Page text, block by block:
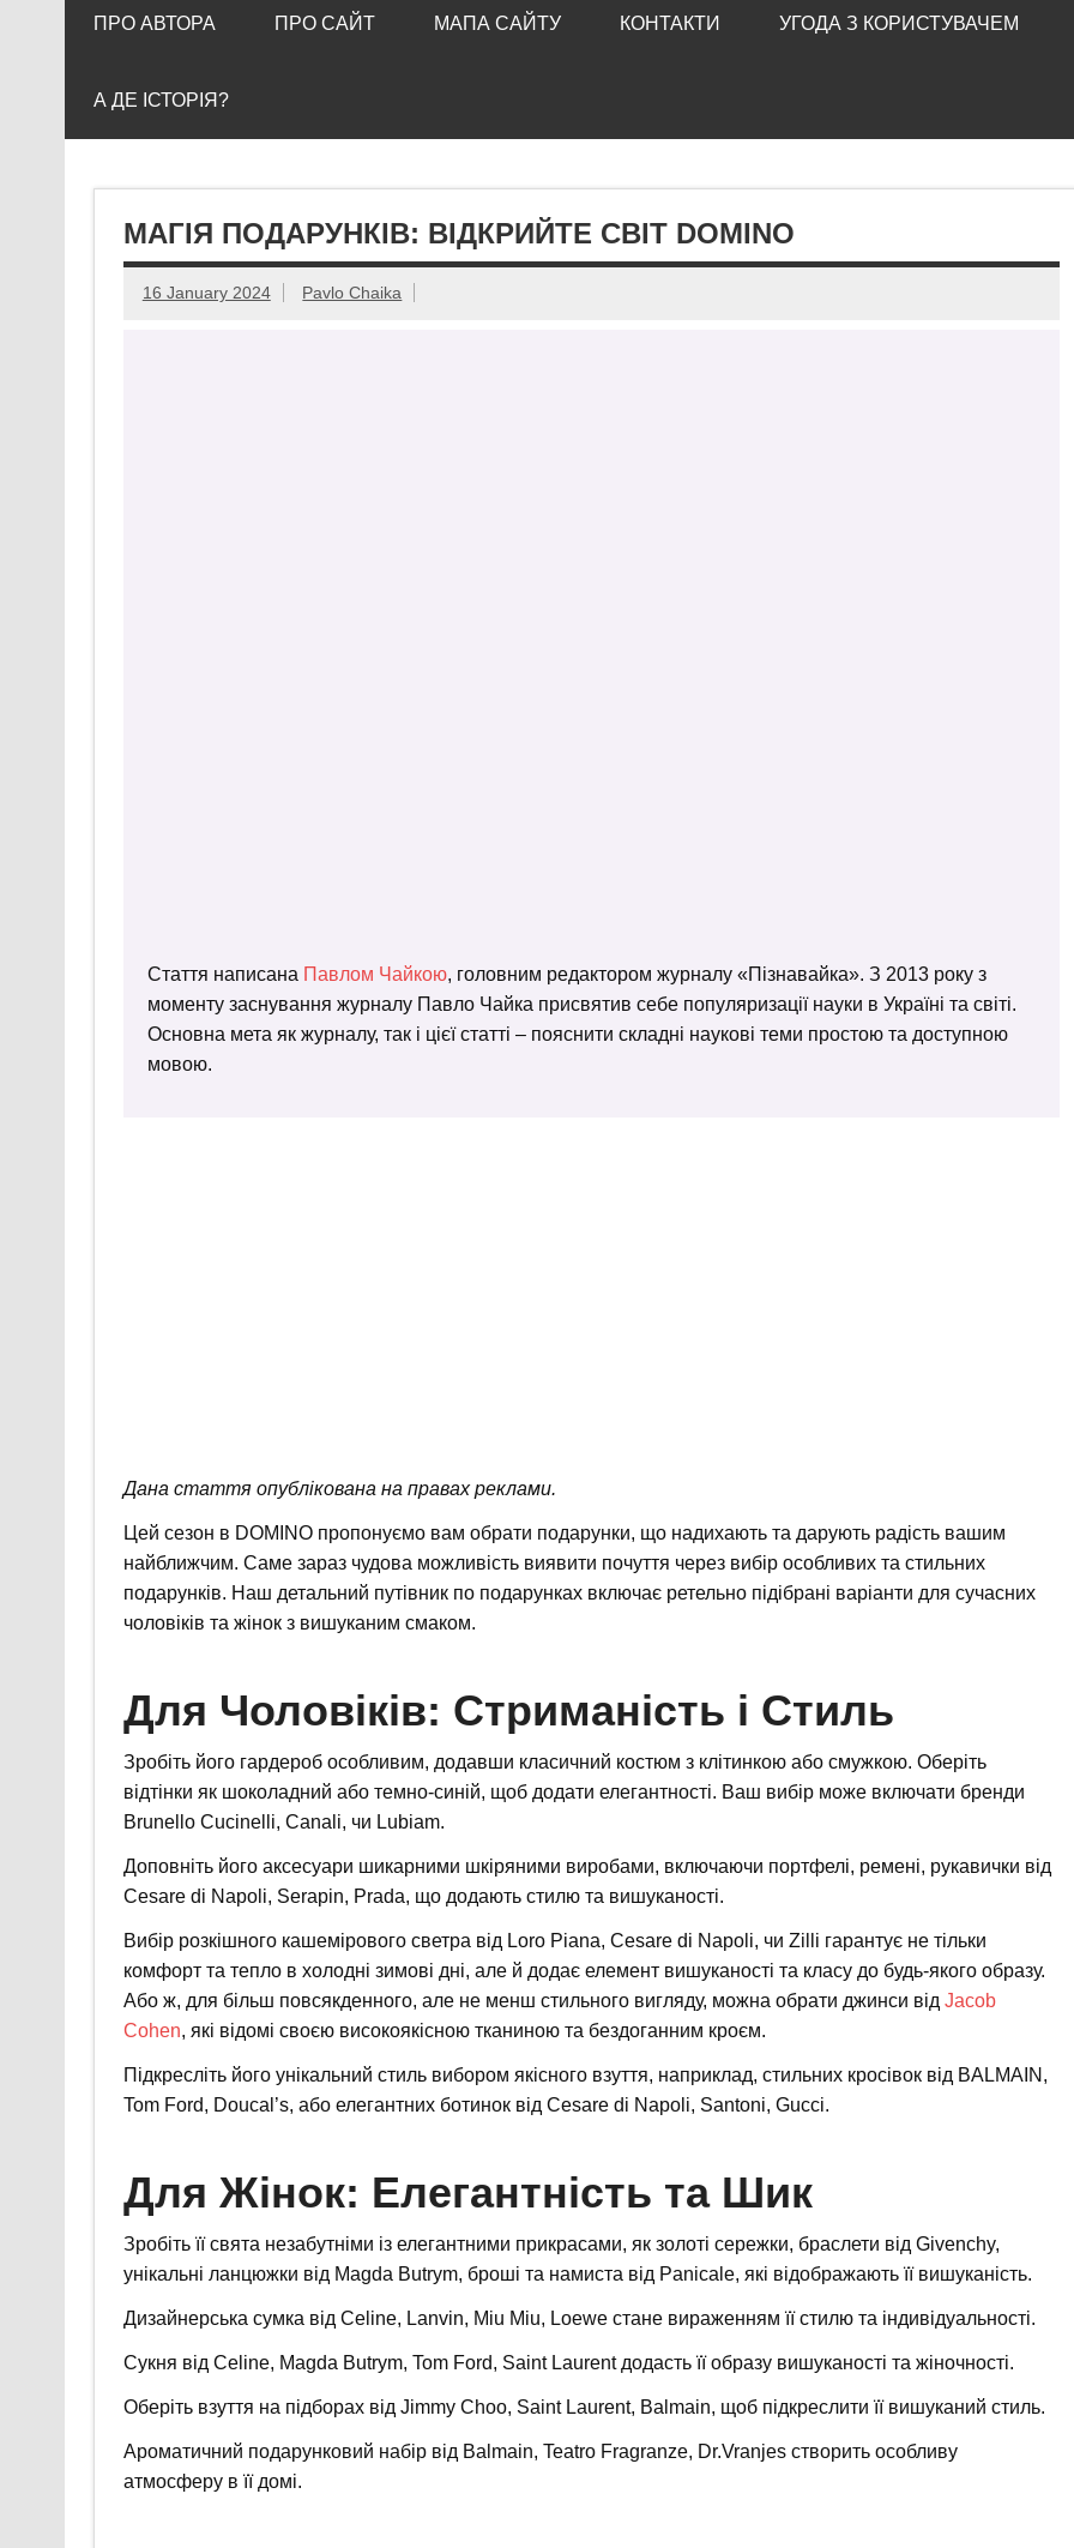
ПРО АВТОРА ПРО САЙТ МАПА САЙТУ КОНТАКТИ УГОДА З КОРИСТУВАЧЕМ
А ДЕ ІСТОРІЯ?
МАГІЯ ПОДАРУНКІВ: ВІДКРИЙТЕ СВІТ DOMINO
16 January 2024 Pavlo Chaika
Стаття написана Павлом Чайкою, головним редактором журналу «Пізнавайка». З 2013 року з
моменту заснування журналу Павло Чайка присвятив себе популяризації науки в Україні та світі.
Основна мета як журналу, так і цієї статті – пояснити складні наукові теми простою та доступною
мовою.
Дана стаття опублікована на правах реклами.
Цей сезон в DOMINO пропонуємо вам обрати подарунки, що надихають та дарують радість вашим
найближчим. Саме зараз чудова можливість виявити почуття через вибір особливих та стильних
подарунків. Наш детальний путівник по подарунках включає ретельно підібрані варіанти для сучасних
чоловіків та жінок з вишуканим смаком.
Для Чоловіків: Стриманість і Стиль
Зробіть його гардероб особливим, додавши класичний костюм з клітинкою або смужкою. Оберіть
відтінки як шоколадний або темно-синій, щоб додати елегантності. Ваш вибір може включати бренди
Brunello Cucinelli, Canali, чи Lubiam.
Доповніть його аксесуари шикарними шкіряними виробами, включаючи портфелі, ремені, рукавички від
Cesare di Napoli, Serapin, Prada, що додають стилю та вишуканості.
Вибір розкішного кашемірового светра від Loro Piana, Cesare di Napoli, чи Zilli гарантує не тільки
комфорт та тепло в холодні зимові дні, але й додає елемент вишуканості та класу до будь-якого образу.
Або ж, для більш повсякденного, але не менш стильного вигляду, можна обрати джинси від Jacob
Cohen, які відомі своєю високоякісною тканиною та бездоганним кроєм.
Підкресліть його унікальний стиль вибором якісного взуття, наприклад, стильних кросівок від BALMAIN,
Tom Ford, Doucal’s, або елегантних ботинок від Cesare di Napoli, Santoni, Gucci.
Для Жінок: Елегантність та Шик
Зробіть її свята незабутніми із елегантними прикрасами, як золоті сережки, браслети від Givenchy,
унікальні ланцюжки від Magda Butrym, броші та намиста від Panicale, які відображають її вишуканість.
Дизайнерська сумка від Celine, Lanvin, Miu Miu, Loewe стане вираженням її стилю та індивідуальності.
Сукня від Celine, Magda Butrym, Tom Ford, Saint Laurent додасть її образу вишуканості та жіночності.
Оберіть взуття на підборах від Jimmy Choo, Saint Laurent, Balmain, щоб підкреслити її вишуканий стиль.
Ароматичний подарунковий набір від Balmain, Teatro Fragranze, Dr.Vranjes створить особливу
атмосферу в її домі.